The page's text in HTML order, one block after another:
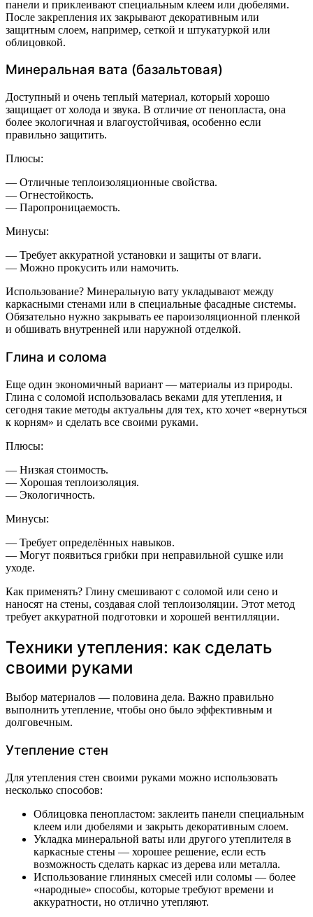
панели и приклеивают специальным клеем или дюбелями.
После закрепления их закрывают декоративным или
защитным слоем, например, сеткой и штукатуркой или
облицовкой.
Минеральная вата (базальтовая)
Доступный и очень теплый материал, который хорошо
защищает от холода и звука. В отличие от пенопласта, она
более экологичная и влагоустойчивая, особенно если
правильно защитить.
Плюсы:
— Отличные теплоизоляционные свойства.
— Огнестойкость.
— Паропроницаемость.
Минусы:
— Требует аккуратной установки и защиты от влаги.
— Можно прокусить или намочить.
Использование? Минеральную вату укладывают между
каркасными стенами или в специальные фасадные системы.
Обязательно нужно закрывать ее пароизоляционной пленкой
и обшивать внутренней или наружной отделкой.
Глина и солома
Еще один экономичный вариант — материалы из природы.
Глина с соломой использовалась веками для утепления, и
сегодня такие методы актуальны для тех, кто хочет «вернуться
к корням» и сделать все своими руками.
Плюсы:
— Низкая стоимость.
— Хорошая теплоизоляция.
— Экологичность.
Минусы:
— Требует определённых навыков.
— Могут появиться грибки при неправильной сушке или
уходе.
Как применять? Глину смешивают с соломой или сено и
наносят на стены, создавая слой теплоизоляции. Этот метод
требует аккуратной подготовки и хорошей вентилляции.
Техники утепления: как сделать
своими руками
Выбор материалов — половина дела. Важно правильно
выполнить утепление, чтобы оно было эффективным и
долговечным.
Утепление стен
Для утепления стен своими руками можно использовать
несколько способов:
Облицовка пенопластом: заклеить панели специальным
клеем или дюбелями и закрыть декоративным слоем.
Укладка минеральной ваты или другого утеплителя в
каркасные стены — хорошее решение, если есть
возможность сделать каркас из дерева или металла.
Использование глиняных смесей или соломы — более
«народные» способы, которые требуют времени и
аккуратности, но отлично утепляют.